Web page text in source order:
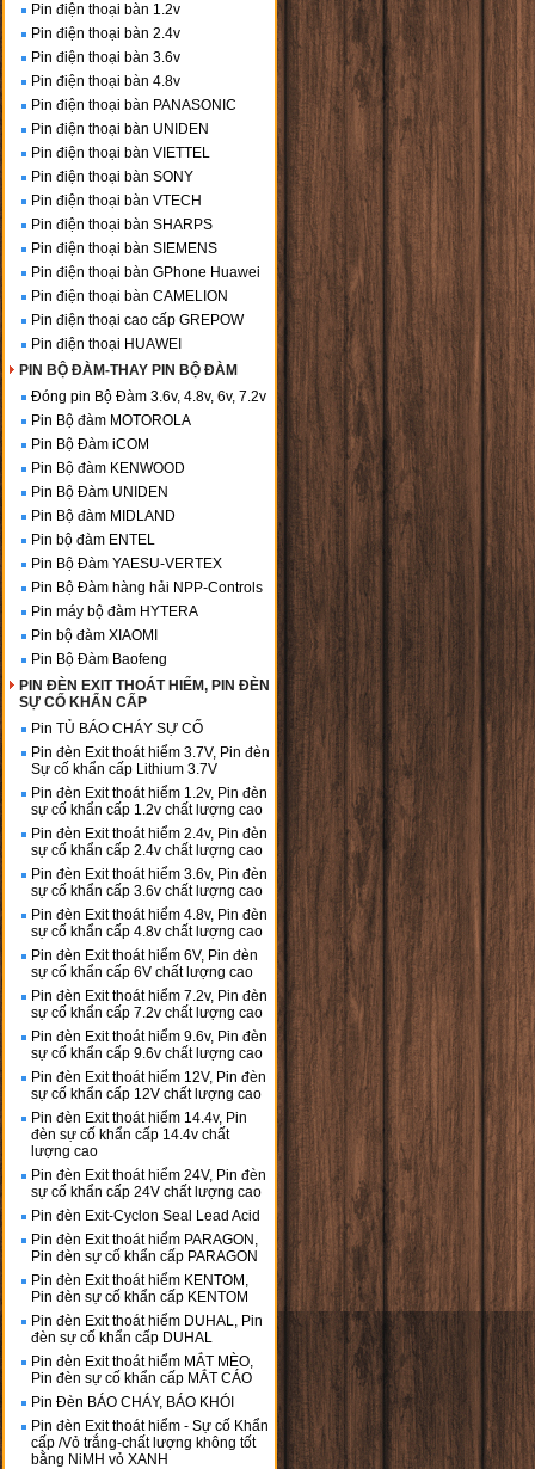
Pin điện thoại bàn 1.2v
Pin điện thoại bàn 2.4v
Pin điện thoại bàn 3.6v
Pin điện thoại bàn 4.8v
Pin điện thoại bàn PANASONIC
Pin điện thoại bàn UNIDEN
Pin điện thoại bàn VIETTEL
Pin điện thoại bàn SONY
Pin điện thoại bàn VTECH
Pin điện thoại bàn SHARPS
Pin điện thoại bàn SIEMENS
Pin điện thoại bàn GPhone Huawei
Pin điện thoại bàn CAMELION
Pin điện thoại cao cấp GREPOW
Pin điện thoại HUAWEI
PIN BỘ ĐÀM-THAY PIN BỘ ĐÀM
Đóng pin Bộ Đàm 3.6v, 4.8v, 6v, 7.2v
Pin Bộ đàm MOTOROLA
Pin Bộ Đàm iCOM
Pin Bộ đàm KENWOOD
Pin Bộ Đàm UNIDEN
Pin Bộ đàm MIDLAND
Pin bộ đàm ENTEL
Pin Bộ Đàm YAESU-VERTEX
Pin Bộ Đàm hàng hải NPP-Controls
Pin máy bộ đàm HYTERA
Pin bộ đàm XIAOMI
Pin Bộ Đàm Baofeng
PIN ĐÈN EXIT THOÁT HIỂM, PIN ĐÈN
SỰ CỐ KHẨN CẤP
Pin TỦ BÁO CHÁY SỰ CỐ
Pin đèn Exit thoát hiểm 3.7V, Pin đèn
Sự cố khẩn cấp Lithium 3.7V
Pin đèn Exit thoát hiểm 1.2v, Pin đèn
sự cố khẩn cấp 1.2v chất lượng cao
Pin đèn Exit thoát hiểm 2.4v, Pin đèn
sự cố khẩn cấp 2.4v chất lượng cao
Pin đèn Exit thoát hiểm 3.6v, Pin đèn
sự cố khẩn cấp 3.6v chất lượng cao
Pin đèn Exit thoát hiểm 4.8v, Pin đèn
sự cố khẩn cấp 4.8v chất lượng cao
Pin đèn Exit thoát hiểm 6V, Pin đèn
sự cố khẩn cấp 6V chất lượng cao
Pin đèn Exit thoát hiểm 7.2v, Pin đèn
sự cố khẩn cấp 7.2v chất lượng cao
Pin đèn Exit thoát hiểm 9.6v, Pin đèn
sự cố khẩn cấp 9.6v chất lượng cao
Pin đèn Exit thoát hiểm 12V, Pin đèn
sự cố khẩn cấp 12V chất lượng cao
Pin đèn Exit thoát hiểm 14.4v, Pin
đèn sự cố khẩn cấp 14.4v chất
lượng cao
Pin đèn Exit thoát hiểm 24V, Pin đèn
sự cố khẩn cấp 24V chất lượng cao
Pin đèn Exit-Cyclon Seal Lead Acid
Pin đèn Exit thoát hiểm PARAGON,
Pin đèn sự cố khẩn cấp PARAGON
Pin đèn Exit thoát hiểm KENTOM,
Pin đèn sự cố khẩn cấp KENTOM
Pin đèn Exit thoát hiểm DUHAL, Pin
đèn sự cố khẩn cấp DUHAL
Pin đèn Exit thoát hiểm MẮT MÈO,
Pin đèn sự cố khẩn cấp MẮT CÁO
Pin Đèn BÁO CHÁY, BÁO KHÓI
Pin đèn Exit thoát hiểm - Sự cố Khẩn
cấp /Vỏ trắng-chất lượng không tốt
bằng NiMH vỏ XANH